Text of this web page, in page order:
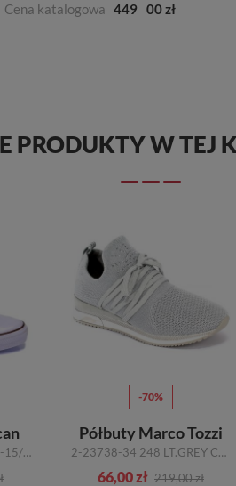
Cena katalogowa 449 00 zł
PRODUKTY W TEJ
LH-18-9120-15 WHITE-15/WHITE
-70%
Półbuty Marco Tozzi
2-23738-34 248 LT.GREY COMB SZARY
66,00 zł 219,00 zł